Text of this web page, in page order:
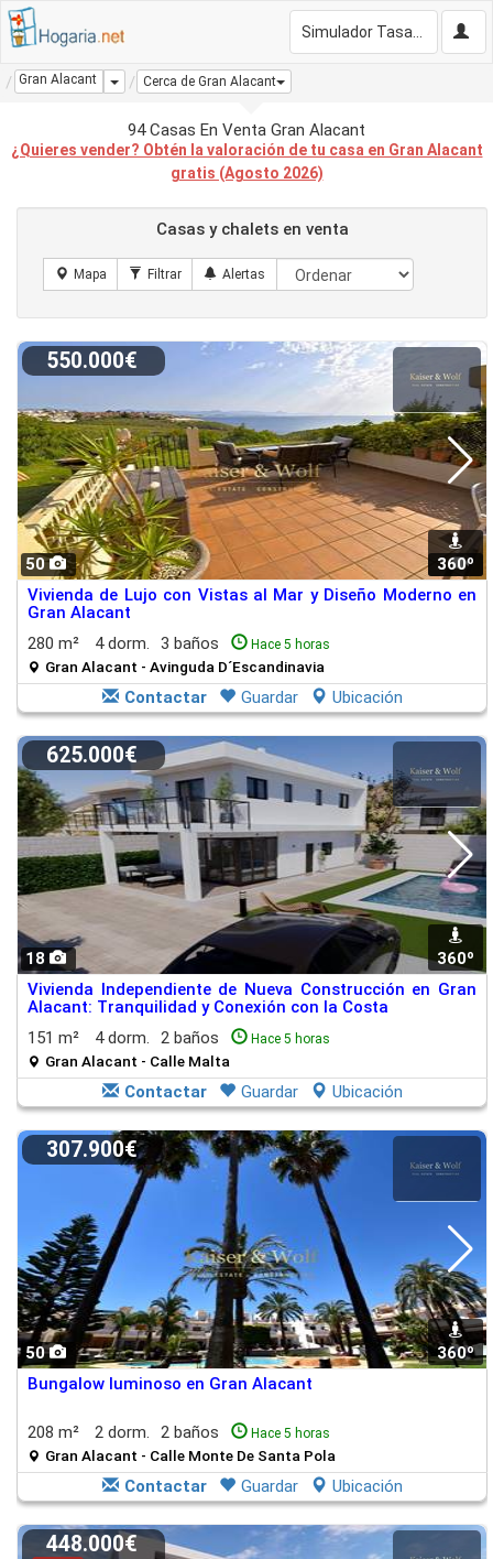
Gran Alacant Dropdown
Cerca de Gran Alacant
94 Casas En Venta Gran Alacant
¿Quieres vender? Obtén la valoración de tu casa en Gran Alacant
gratis (Agosto 2026)
Casas y chalets en venta
50 1
360º
550.000€
Vivienda de Lujo con Vistas al Mar y Diseño Moderno en
Gran Alacant
280 m²
4 dorm. 3 baños Hace 5 horas
Gran Alacant - Avinguda D´Escandinavia
Contactar Guardar Ubicación
18 360º
625.000€
Vivienda Independiente de Nueva Construcción en Gran
Alacant: Tranquilidad y Conexión con la Costa
151 m²
4 dorm. 2 baños Hace 5 horas
Gran Alacant - Calle Malta
Contactar Guardar Ubicación
50 360º
307.900€
Bungalow luminoso en Gran Alacant
208 m² 2 dorm. 2 baños Hace 5 horas
Gran Alacant - Calle Monte De Santa Pola
Contactar Guardar Ubicación
448.000€